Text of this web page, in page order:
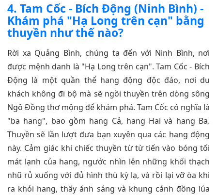
4. Tam Cốc - Bích Động (Ninh Bình) -
Khám phá "Hạ Long trên cạn" bằng
thuyền như thế nào?
Rời xa Quảng Bình, chúng ta đến với Ninh Bình, nơi
được mệnh danh là "Hạ Long trên cạn". Tam Cốc - Bích
Động là một quần thể hang động độc đáo, nơi du
khách không đi bộ mà sẽ ngồi thuyền trên dòng sông
Ngô Đồng thơ mộng để khám phá. Tam Cốc có nghĩa là
"ba hang", bao gồm hang Cả, hang Hai và hang Ba.
Thuyền sẽ lần lượt đưa bạn xuyên qua các hang động
này. Cảm giác khi chiếc thuyền từ từ tiến vào bóng tối
mát lạnh của hang, ngước nhìn lên những khối thạch
nhũ rủ xuống với đủ hình thù kỳ lạ, và rồi lại vỡ òa khi
ra khỏi hang, thấy ánh sáng và khung cảnh đồng lúa